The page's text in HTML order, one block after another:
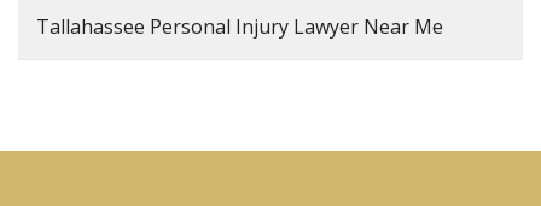
Tallahassee Personal Injury Lawyer Near Me